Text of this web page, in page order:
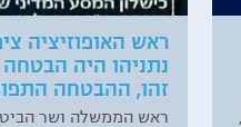
ראש האופוזיציה
נתניהו היה
זהו, ההבטחה
ראש הממשלה ושר